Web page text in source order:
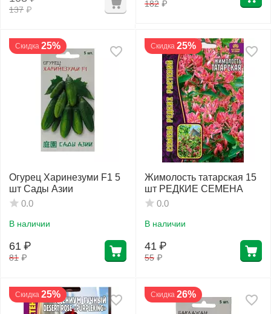
137 ₽
182 ₽
Скидка 25%
Огурец Харинезуми F1 5
шт Сады Азии
0.0
В наличии
81 ₽
61 ₽
Скидка 25%
Жимолость татарская 15
шт РЕДКИЕ СЕМЕНА
0.0
В наличии
55 ₽
41 ₽
Скидка 25% Скидка 26%